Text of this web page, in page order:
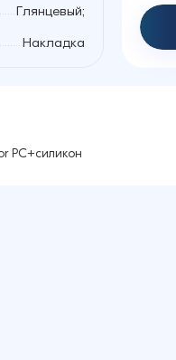
Глянцевый;
Накладка
PC+силикон